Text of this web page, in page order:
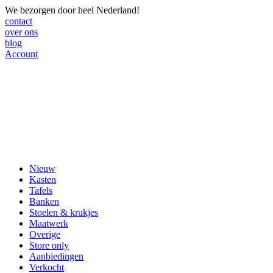
We bezorgen door heel Nederland!
contact
over ons
blog
Account
Nieuw
Kasten
Tafels
Banken
Stoelen & krukjes
Maatwerk
Overige
Store only
Aanbiedingen
Verkocht